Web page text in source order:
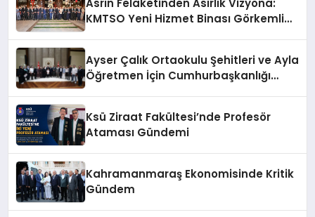
Asrın Felaketinden Asırlık Vizyona:
KMTSO Yeni Hizmet Binası Görkemli
Ayser Çalık Ortaokulu Şehitleri ve Ayla
Öğretmen İçin Cumhurbaşkanlığı
Ksü Ziraat Fakültesi’nde Profesör
Ataması Gündemi
Kahramanmaraş Ekonomisinde Kritik
Gündem